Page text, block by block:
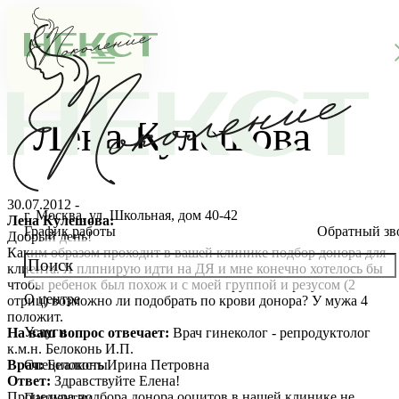
г. Москва, ул. Школьная, дом 40-42
График работы
Обратный
О центре
О клинике
Новости
Благотворительность
Услуги
Консультации специалистов
Стоимость ЭКО
Специалисты
Главный врач
Лена Кулешова
30.07.2012 -
Лена Кулешова:
Добрый день!
Каким образом проходит в вашей клинике подбор донора для
клиента. Я плпнирую идти на ДЯ и мне конечно хотелось бы
чтобы ребенок был похож и с моей группой и резусом (2
отриц) возможно ли подобрать по крови донора? У мужа 4
положит.
На ваш вопрос отвечает: Врач гинеколог - репродуктолог
к.м.н. Белоконь И.П.
Врач: Белоконь Ирина Петровна
Ответ: Здравствуйте Елена!